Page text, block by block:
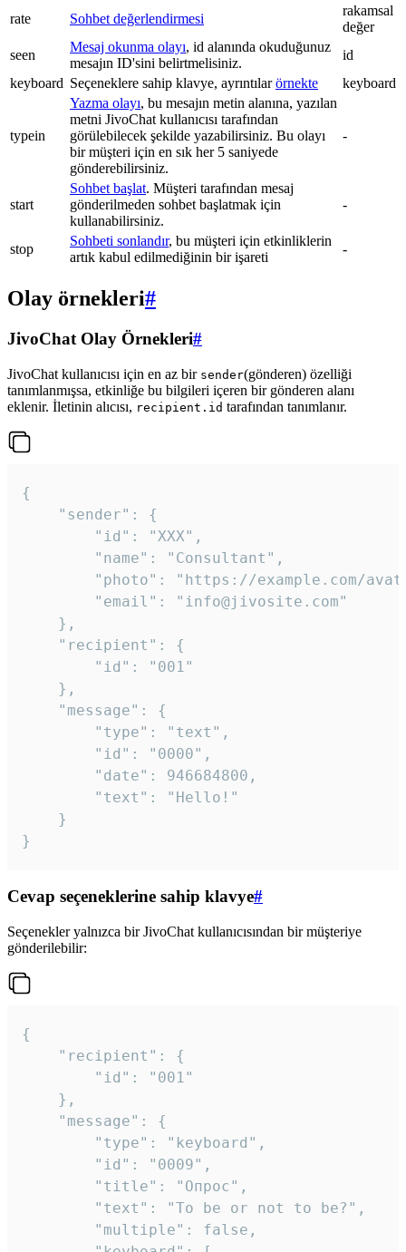
rate
Sohbet değerlendirmesi
rakamsal
değer
seen
Mesaj okunma olayı, id alanında okuduğunuz
mesajın ID'sini belirtmelisiniz.
id
keyboard Seçeneklere sahip klavye, ayrıntılarörnekte keyboard
typein
Yazma olayı, bu mesajın metin alanına, yazılan
metni JivoChat kullanıcısı tarafından
görülebilecek şekilde yazabilirsiniz. Bu olayı
bir müşteri için en sık her 5 saniyede
gönderebilirsiniz.
-
start
Sohbet başlat. Müşteri tarafından mesaj
gönderilmeden sohbet başlatmak için
kullanabilirsiniz.
-
stop
Sohbeti sonlandır, bu müşteri için etkinliklerin
artık kabul edilmediğinin bir işareti
-
Olay örnekleri#
JivoChat Olay Örnekleri#
JivoChat kullanıcısı için en az bir sender(gönderen) özelliği
tanımlanmışsa, etkinliğe bu bilgileri içeren bir gönderen alanı
eklenir. İletinin alıcısı, recipient.id tarafından tanımlanır.
{
}
Cevap seçeneklerine sahip klavye#
Seçenekler yalnızca bir JivoChat kullanıcısından bir müşteriye
gönderilebilir:
{